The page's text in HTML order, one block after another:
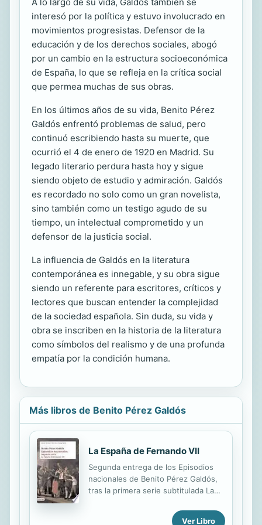
interesó por la política y estuvo involucrado en
movimientos progresistas. Defensor de la
educación y de los derechos sociales, abogó
por un cambio en la estructura socioeconómica
de España, lo que se refleja en la crítica social
que permea muchas de sus obras.
En los últimos años de su vida, Benito Pérez
Galdós enfrentó problemas de salud, pero
continuó escribiendo hasta su muerte, que
ocurrió el 4 de enero de 1920 en Madrid. Su
legado literario perdura hasta hoy y sigue
siendo objeto de estudio y admiración. Galdós
es recordado no solo como un gran novelista,
sino también como un testigo agudo de su
tiempo, un intelectual comprometido y un
defensor de la justicia social.
La influencia de Galdós en la literatura
contemporánea es innegable, y su obra sigue
siendo un referente para escritores, críticos y
lectores que buscan entender la complejidad
de la sociedad española. Sin duda, su vida y
obra se inscriben en la historia de la literatura
como símbolos del realismo y de una profunda
empatía por la condición humana.
Más libros de Benito Pérez Galdós
La España de Fernando VII
Segunda entrega de los Episodios
nacionales de Benito Pérez Galdós,
tras la primera serie subtitulada La
aparecida en esta misma colección
Ver Libro